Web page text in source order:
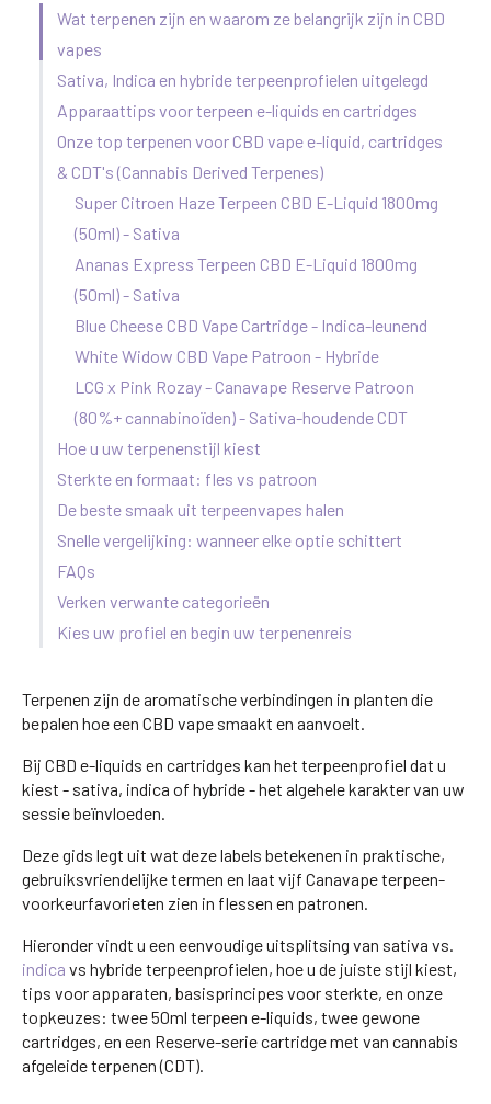
Wat terpenen zijn en waarom ze belangrijk zijn in CBD
vapes
Sativa, Indica en hybride terpeenprofielen uitgelegd
Apparaattips voor terpeen e-liquids en cartridges
Onze top terpenen voor CBD vape e-liquid, cartridges
& CDT's (Cannabis Derived Terpenes)
Super Citroen Haze Terpeen CBD E-Liquid 1800mg
(50ml) - Sativa
Ananas Express Terpeen CBD E-Liquid 1800mg
(50ml) - Sativa
Blue Cheese CBD Vape Cartridge - Indica-leunend
White Widow CBD Vape Patroon - Hybride
LCG x Pink Rozay - Canavape Reserve Patroon
(80%+ cannabinoïden) - Sativa-houdende CDT
Hoe u uw terpenenstijl kiest
Sterkte en formaat: fles vs patroon
De beste smaak uit terpeenvapes halen
Snelle vergelijking: wanneer elke optie schittert
FAQs
Verken verwante categorieën
Kies uw profiel en begin uw terpenenreis
Terpenen zijn de aromatische verbindingen in planten die
bepalen hoe een CBD vape smaakt en aanvoelt.
Bij CBD e-liquids en cartridges kan het terpeenprofiel dat u
kiest - sativa, indica of hybride - het algehele karakter van uw
sessie beïnvloeden.
Deze gids legt uit wat deze labels betekenen in praktische,
gebruiksvriendelijke termen en laat vijf Canavape terpeen-
voorkeurfavorieten zien in flessen en patronen.
Hieronder vindt u een eenvoudige uitsplitsing van sativa vs.
indica vs hybride terpeenprofielen, hoe u de juiste stijl kiest,
tips voor apparaten, basisprincipes voor sterkte, en onze
topkeuzes: twee 50ml terpeen e-liquids, twee gewone
cartridges, en een Reserve-serie cartridge met van cannabis
afgeleide terpenen (CDT).